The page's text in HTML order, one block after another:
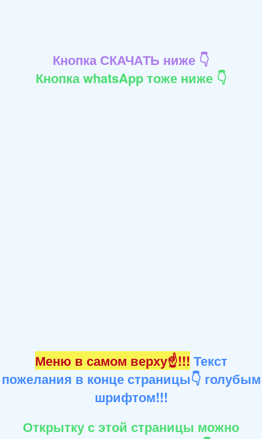
Кнопка СКАЧАТЬ ниже 👇
Кнопка whatsApp тоже ниже 👇
Меню в самом верху☝!!! Текст
пожелания в конце страницы👇 голубым
шрифтом!!!
Открытку с этой страницы можно